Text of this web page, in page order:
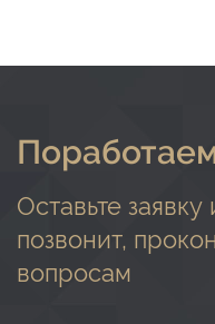
Оставьте
позвонит,
вопросам